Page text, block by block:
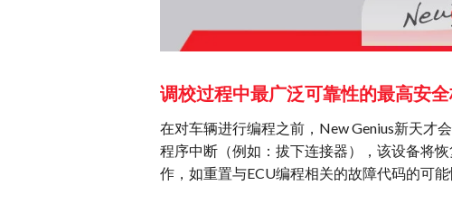
调校过程中最广泛可靠性的最高安
在对车辆进行编程之前，New Genius新天才
程序中断（例如：拔下连接器），该设备将
作，如重置与ECU编程相关的故障代码的可